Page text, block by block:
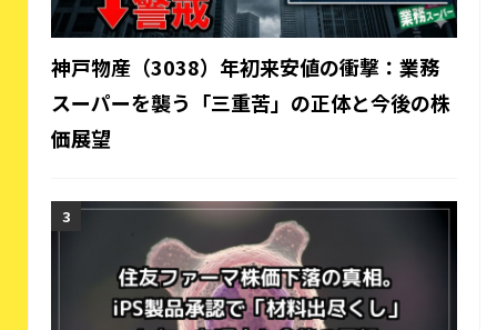
神戸物産（3038）年初来安値の衝撃：業務
スーパーを襲う「三重苦」の正体と今後の株
価展望